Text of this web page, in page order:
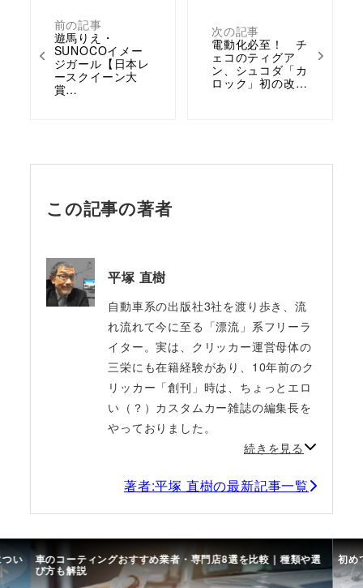
前の記事
遊馬りえ・
SUNOCOイメー
ジガール【日本レ
ースクイーン大
賞…
次の記事
電動化必至！ チ
ェコのティグア
ン、シュコダ「カ
ロック」初の改…
この記事の著者
平塚 直樹
自動車系の出版社3社を渡り歩き、流
れ流れて今に至る「漂流」系フリーラ
イター。実は、クリッカー運営母体の
三栄にも在籍経験があり、10年前のク
リッカー「創刊」時は、ちょっとエロ
い（？）カスタムカー雑誌の編集長を
やっておりました。
続きを見る
著者:平塚 直樹の最新記事一覧
い 車のコーティングおすすめ業者・専門店8選を比較｜種類や選
び方も解説
初め